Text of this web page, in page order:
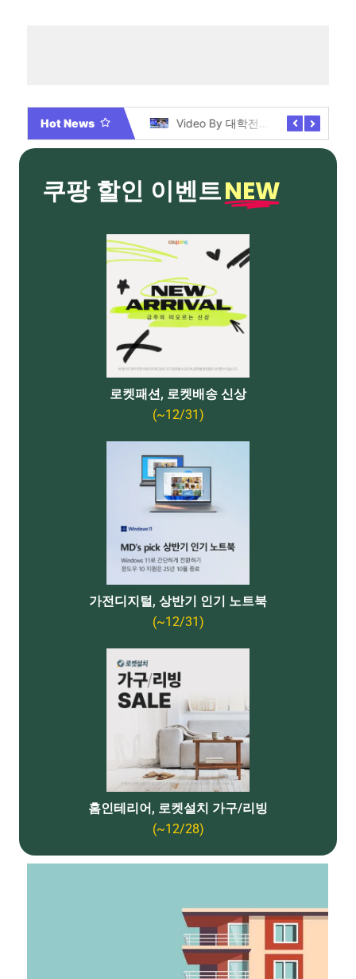
Hot News Video By 대학전쟁 시즌 3 전편 공개 완료!
쿠팡 할인 이벤트NEW
로켓패션, 로켓배송 신상
(~12/31)
가전디지털, 상반기 인기 노트북
(~12/31)
홈인테리어, 로켓설치 가구/리빙
(~12/28)